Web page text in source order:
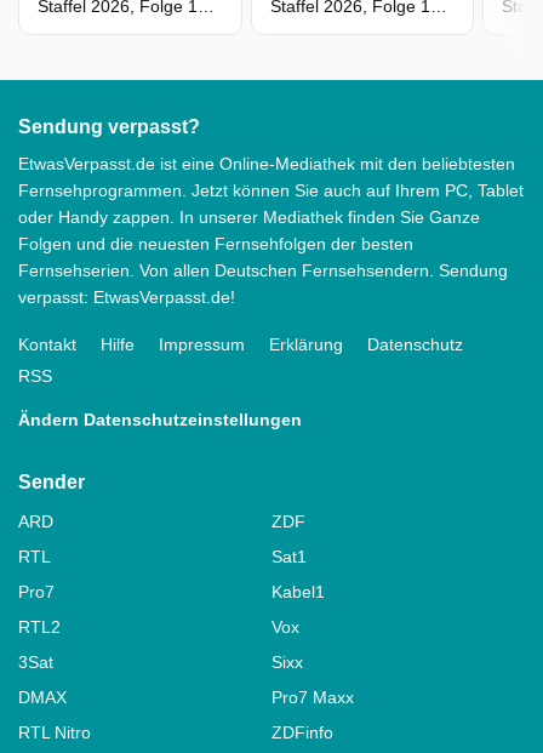
Sendung verpasst?
EtwasVerpasst.de ist eine Online-Mediathek mit den beliebtesten
Fernsehprogrammen. Jetzt können Sie auch auf Ihrem PC, Tablet
oder Handy zappen. In unserer Mediathek finden Sie Ganze
Folgen und die neuesten Fernsehfolgen der besten
Fernsehserien. Von allen Deutschen Fernsehsendern. Sendung
verpasst: EtwasVerpasst.de!
Kontakt Hilfe Impressum Erklärung
Datenschutz
RSS
Ändern Datenschutzeinstellungen
Sender
ARD
ZDF
RTL
Sat1
Pro7
Kabel1
RTL2
Vox
3Sat
Sixx
DMAX
Pro7 Maxx
RTL Nitro
ZDFinfo